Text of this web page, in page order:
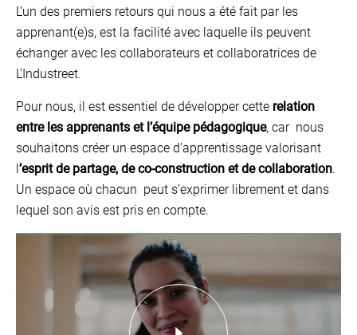
L’un des premiers retours qui nous a été fait par les
apprenant(e)s, est la facilité avec laquelle ils peuvent
échanger avec les collaborateurs et collaboratrices de
L’Industreet.
Pour nous, il est essentiel de développer cette relation
entre les apprenants et l’équipe pédagogique, car nous
souhaitons créer un espace d’apprentissage valorisant
l’esprit de partage, de co-construction et de collaboration.
Un espace où chacun peut s’exprimer librement et dans
lequel son avis est pris en compte.